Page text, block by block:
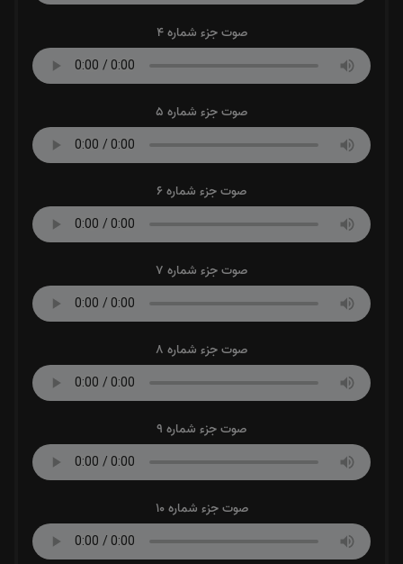
صوت جزء شماره 4
صوت جزء شماره 5
صوت جزء شماره 6
صوت جزء شماره 7
صوت جزء شماره 8
صوت جزء شماره 9
صوت جزء شماره 10